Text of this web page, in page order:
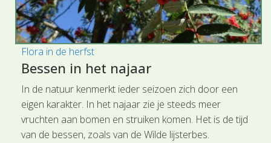
Flora in de herfst
Bessen in het najaar
In de natuur kenmerkt ieder seizoen zich door een
eigen karakter. In het najaar zie je steeds meer
vruchten aan bomen en struiken komen. Het is de tijd
van de bessen, zoals van de Wilde lijsterbes.